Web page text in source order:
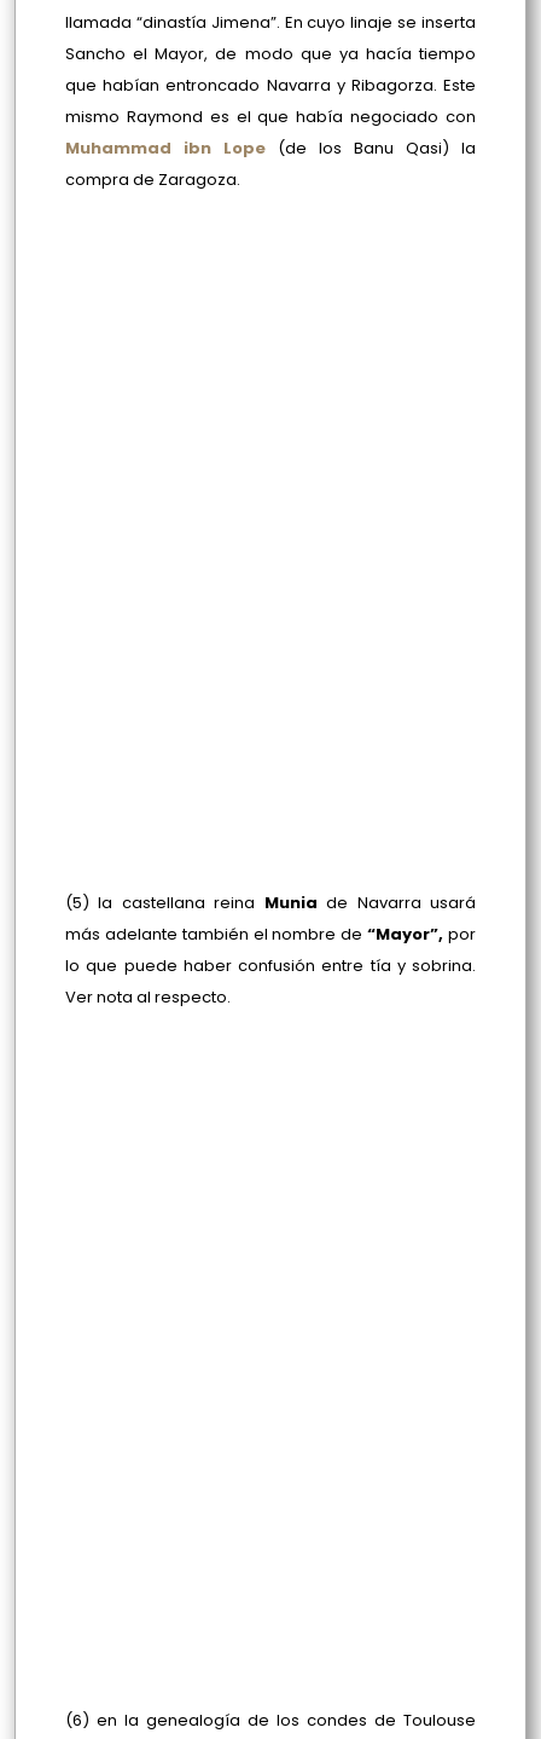
llamada “dinastía Jimena”. En cuyo linaje se inserta
Sancho el Mayor, de modo que ya hacía tiempo
que habían entroncado Navarra y Ribagorza. Este
mismo Raymond es el que había negociado con
Muhammad ibn Lope (de los Banu Qasi) la
compra de Zaragoza.
(5) la castellana reina Munia de Navarra usará
más adelante también el nombre de “Mayor”, por
lo que puede haber confusión entre tía y sobrina.
Ver nota al respecto.
(6) en la genealogía de los condes de Toulouse